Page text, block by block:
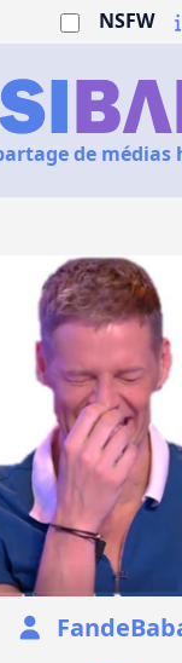
NSFW
de